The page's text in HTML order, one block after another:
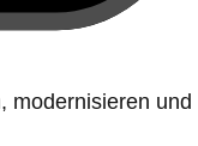
modernisieren und